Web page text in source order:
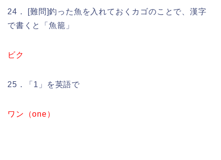
24． [難問]釣った魚を入れておくカゴのことで、漢字
で書くと「魚籠」
ビク
25．「1」を英語で
ワン（one）